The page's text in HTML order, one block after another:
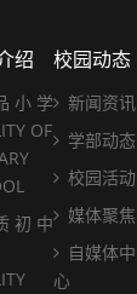
绍
小 学
OF
初 中
校园动态
新闻资讯
学部动态
校园活动
媒体聚焦
自媒体中
心